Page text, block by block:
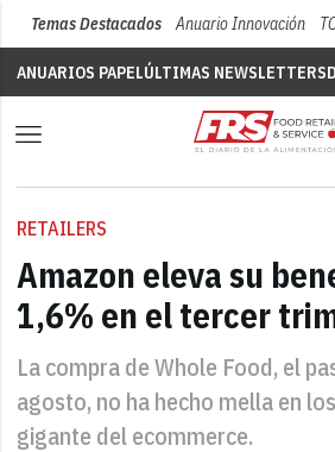
Temas Destacados Anuario Innovación
ANUARIOS PAPELÚLTIMAS NEWSLETTERS
RETAILERS
Amazon eleva su
1,6% en el tercer
La compra de Whole Food, el
agosto, no ha hecho mella en
gigante del ecommerce.